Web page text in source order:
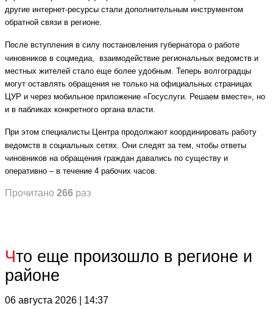
другие интернет-ресурсы стали дополнительным инструментом
обратной связи в регионе.
После вступления в силу постановления губернатора о работе
чиновников в соцмедиа, взаимодействие региональных ведомств и
местных жителей стало еще более удобным. Теперь волгоградцы
могут оставлять обращения не только на официальных страницах
ЦУР и через мобильное приложение «Госуслуги. Решаем вместе», но
и в пабликах конкретного органа власти.
При этом специалисты Центра продолжают координировать работу
ведомств в социальных сетях. Они следят за тем, чтобы ответы
чиновников на обращения граждан давались по существу и
оперативно – в течение 4 рабочих часов.
Прочитано 266 раз
Что еще произошло в регионе и
районе
06 августа 2026 | 14:37